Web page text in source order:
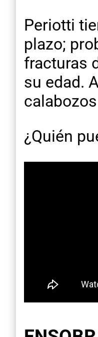
Periotti
plazo;
fracturas
su edad.
¿Quién